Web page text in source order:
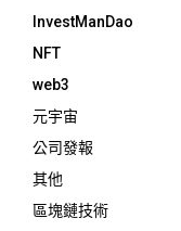
InvestManDao
NFT
web3
元宇宙
公司發報
其他
區塊鏈技術